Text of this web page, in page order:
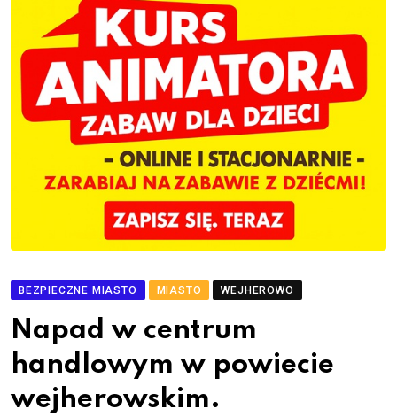
BEZPIECZNE MIASTO MIASTO WEJHEROWO
Napad w centrum
handlowym w powiecie
wejherowskim.